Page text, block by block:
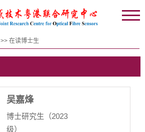
>>在读博士生
吴嘉烽
博士研究生（2023
级）